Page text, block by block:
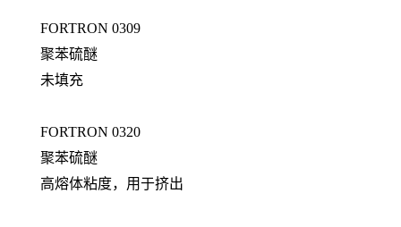
FORTRON 0309
聚苯硫醚
未填充
FORTRON 0320
聚苯硫醚
高熔体粘度，用于挤出